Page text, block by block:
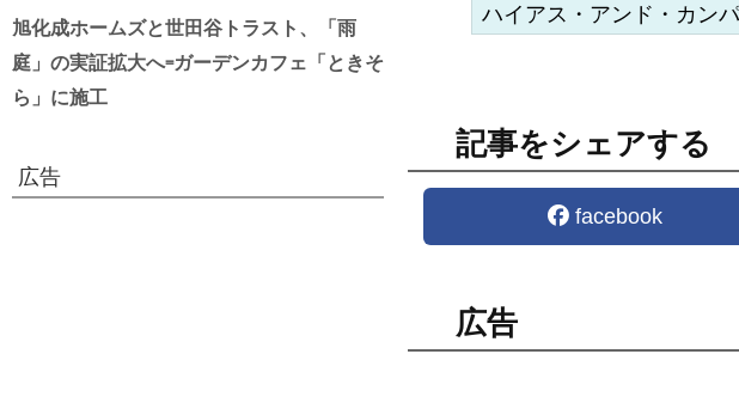
ハイアス・アンド・カン
記事をシェアする
facebook
広告
旭化成ホームズと世田谷トラスト、「雨
庭」の実証拡大へ=ガーデンカフェ「ときそ
ら」に施工
広告